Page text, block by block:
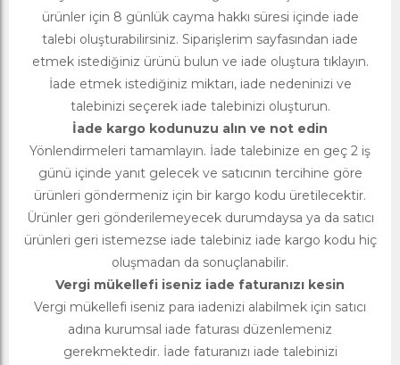
ürünler için 8 günlük cayma hakkı süresi içinde iade
talebi oluşturabilirsiniz. Siparişlerim sayfasından iade
etmek istediğiniz ürünü bulun ve iade oluştura tıklayın.
İade etmek istediğiniz miktarı, iade nedeninizi ve
talebinizi seçerek iade talebinizi oluşturun.
İade kargo kodunuzu alın ve not edin
Yönlendirmeleri tamamlayın. İade talebinize en geç 2 iş
günü içinde yanıt gelecek ve satıcının tercihine göre
ürünleri göndermeniz için bir kargo kodu üretilecektir.
Ürünler geri gönderilemeyecek durumdaysa ya da satıcı
ürünleri geri istemezse iade talebiniz iade kargo kodu hiç
oluşmadan da sonuçlanabilir.
Vergi mükellefi iseniz iade faturanızı kesin
Vergi mükellefi iseniz para iadenizi alabilmek için satıcı
adına kurumsal iade faturası düzenlemeniz
gerekmektedir. İade faturanızı iade talebinizi